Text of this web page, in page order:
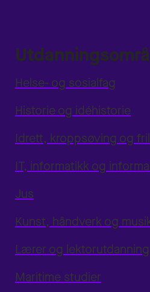
Helse- og sosialfag
Historie og idéhistorie
Idrett, kroppsøving og
IT, informatikk og
Jus
Kunst, håndverk og
Lærer og lektorutdanning
Maritime studier